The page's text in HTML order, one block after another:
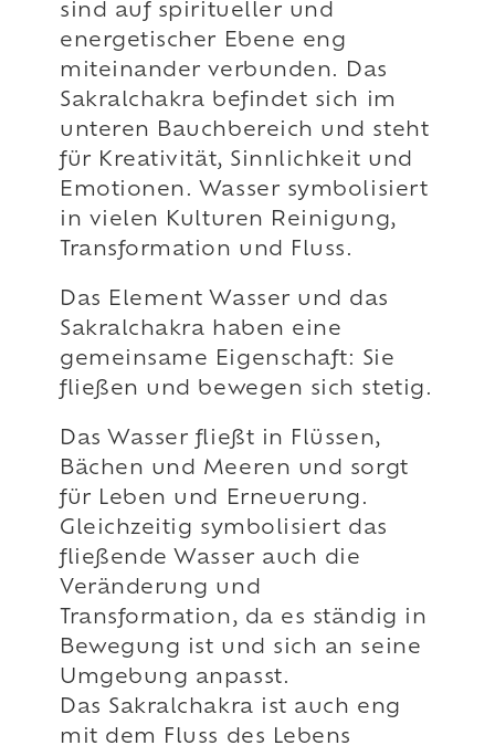
sind auf spiritueller und
energetischer Ebene eng
miteinander verbunden. Das
Sakralchakra befindet sich im
unteren Bauchbereich und steht
für Kreativität, Sinnlichkeit und
Emotionen. Wasser symbolisiert
in vielen Kulturen Reinigung,
Transformation und Fluss.
Das Element Wasser und das
Sakralchakra haben eine
gemeinsame Eigenschaft: Sie
fließen und bewegen sich stetig.
Das Wasser fließt in Flüssen,
Bächen und Meeren und sorgt
für Leben und Erneuerung.
Gleichzeitig symbolisiert das
fließende Wasser auch die
Veränderung und
Transformation, da es ständig in
Bewegung ist und sich an seine
Umgebung anpasst.
Das Sakralchakra ist auch eng
mit dem Fluss des Lebens